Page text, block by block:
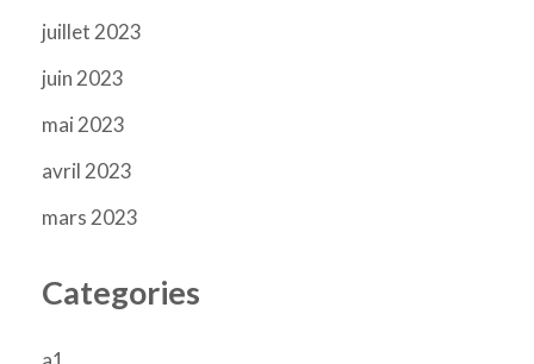
juillet 2023
juin 2023
mai 2023
avril 2023
mars 2023
Categories